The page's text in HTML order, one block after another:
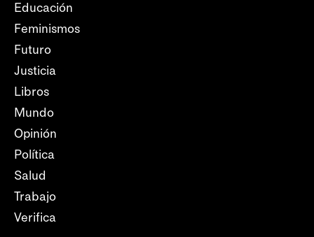
Educación
Feminismos
Futuro
Justicia
Libros
Mundo
Opinión
Política
Salud
Trabajo
Verifica